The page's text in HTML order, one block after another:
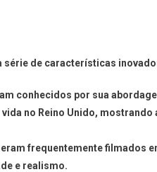
série de características
conhecidos por sua
no Reino Unido,
eram frequentemente filmados
e realismo.